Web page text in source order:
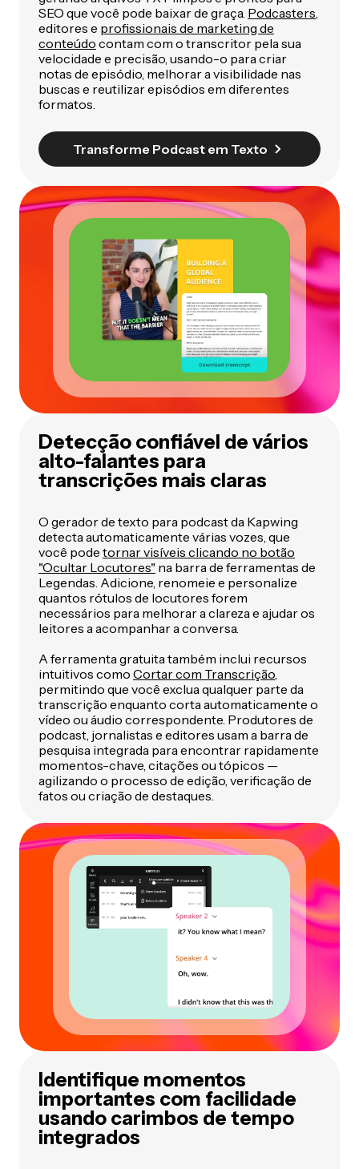
SEO que você pode baixar de graça. Podcasters
editores e profissionais de marketing de
conteúdo contam com o transcritor pela sua
velocidade e precisão, usando-o para criar
notas de episódio, melhorar a visibilidade nas
buscas e reutilizar episódios em diferentes
formatos.
Transforme Podcast em Texto
Detecção confiável de vários
alto-falantes para
transcrições mais claras
O gerador de texto para podcast da Kapwing
detecta automaticamente várias vozes, que
você pode tornar visíveis clicando no botão
"Ocultar Locutores" na barra de ferramentas de
Legendas. Adicione, renomeie e personalize
quantos rótulos de locutores forem
necessários para melhorar a clareza e ajudar os
leitores a acompanhar a conversa.
A ferramenta gratuita também inclui recursos
intuitivos como Cortar com Transcrição,
permitindo que você exclua qualquer parte da
transcrição enquanto corta automaticamente o
vídeo ou áudio correspondente. Produtores de
podcast, jornalistas e editores usam a barra de
pesquisa integrada para encontrar rapidamente
momentos-chave, citações ou tópicos —
agilizando o processo de edição, verificação de
fatos ou criação de destaques.
Identifique momentos
importantes com facilidade
usando carimbos de tempo
integrados